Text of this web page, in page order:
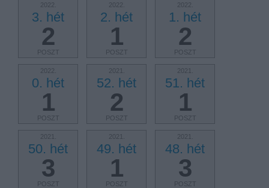
2022.
3. hét
2
POSZT
2022.
2. hét
1
POSZT
2022.
1. hét
2
POSZT
2022.
0. hét
1
POSZT
2021.
52. hét
2
POSZT
2021.
51. hét
1
POSZT
2021.
50. hét
3
POSZT
2021.
49. hét
1
POSZT
2021.
48. hét
3
POSZT